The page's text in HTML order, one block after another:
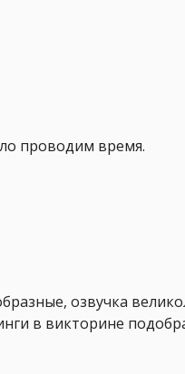
проводим время.
озвучка
в викторине